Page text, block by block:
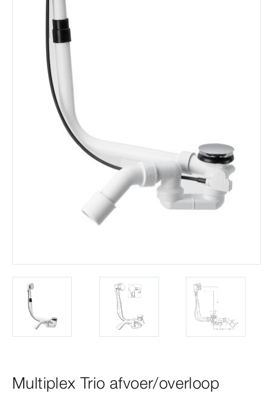
Multiplex Trio afvoer/overloop